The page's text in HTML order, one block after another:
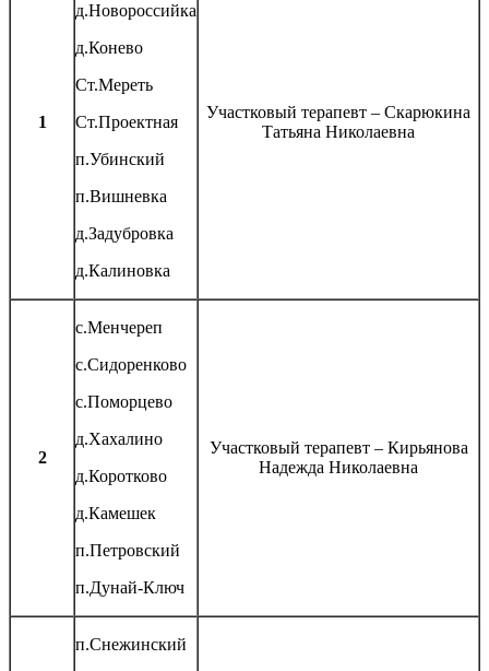
1
д.Новороссийка
д.Конево
Ст.Мереть
Ст.Проектная
п.Убинский
п.Вишневка
д.Задубровка
д.Калиновка
Участковый терапевт – Скарюкина
Татьяна Николаевна
2
с.Менчереп
с.Сидоренково
с.Поморцево
д.Хахалино
д.Коротково
д.Камешек
п.Петровский
п.Дунай-Ключ
Участковый терапевт – Кирьянова
Надежда Николаевна
п.Снежинский